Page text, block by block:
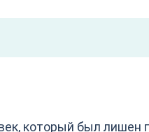
который был лишен